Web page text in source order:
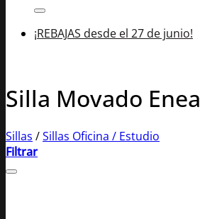
¡REBAJAS desde el 27 de junio!
Silla Movado Enea
Sillas /Sillas Oficina / Estudio
Filtrar